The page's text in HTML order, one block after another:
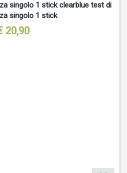
singolo 1 stick clearblue test di
singolo 1 stick
20,90